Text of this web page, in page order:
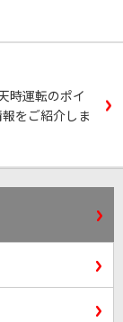
時運転のポイ
をご紹介しま